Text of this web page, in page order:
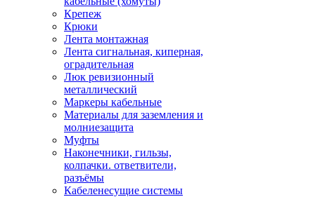
Крепеж
Крюки
Лента монтажная
Лента сигнальная, киперная,
оградительная
Люк ревизионный
металлический
Маркеры кабельные
Материалы для заземления и
молниезащита
Муфты
Наконечники, гильзы,
колпачки. ответвители,
разъёмы
Кабеленесущие системы